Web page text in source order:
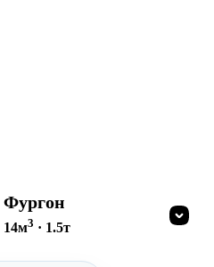
Фургон
14м3 · 1.5т